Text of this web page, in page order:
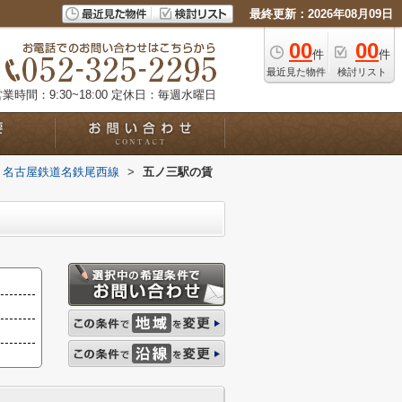
最終更新：2026年08月09日
00件
最近見た物件
00件
検討リスト
業時間：9:30~18:00 定休日：毎週水曜日
名古屋鉄道名鉄尾西線 > 五ノ三駅の賃